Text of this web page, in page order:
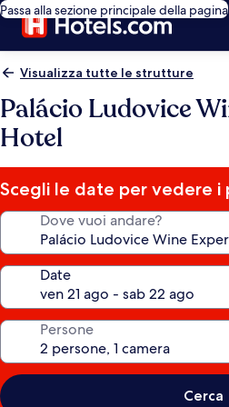
Passa alla sezione principale della pagina
Visualizza tutte le strutture
Palácio Ludovice
Hotel
Scegli le date per vedere i
Dove vuoi andare?
Date
Persone
Cerca